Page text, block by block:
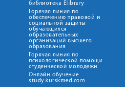
библиотека Elibrary
Горячая линия по
обеспечению правовой и
социальной защиты
обучающихся
образовательных
организаций высшего
образования
Горячая линия по
психологической помощи
студенческой молодежи
Онлайн обучение
study.kurskmed.com